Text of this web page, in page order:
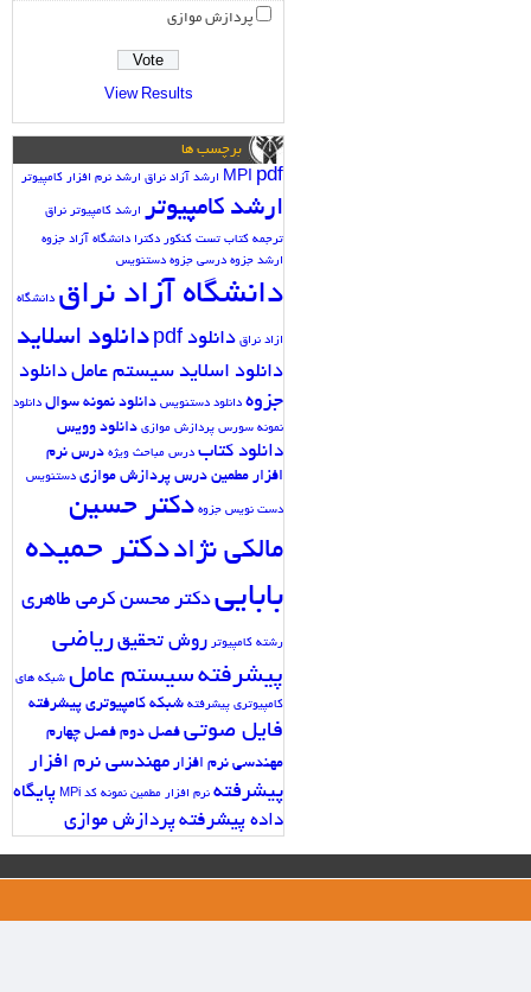
پردازش موازی
View Results
برچسب ها
MPI pdf ارشد آزاد نراق ارشد نرم افزار کامپیوتر
ارشد کامپیوتر ارشد کامپیوتر نراق
ترجمه کتاب تست کنکور دکترا دانشگاه آزاد جزوه
ارشد جزوه درسی جزوه دستنویس
دانشگاه آزاد نراق دانشگاه
ازاد نراق دانلود pdf دانلود اسلاید
دانلود اسلاید سیستم عاملدانلود
جزوه دانلود دستنویس دانلود نمونه سوال دانلود
نمونه سورس پردازش موازی دانلود وویس
دانلود کتاب درس مباحث ویژه درس نرم
افزار مطمین درس پردازش موازی دستنویس
دست نویس جزوه دکتر حسین
مالکی نژاددکتر حمیده
باباییدکتر محسن کرمی طاهری
رشته کامپیوتر روش تحقیقریاضی
پیشرفتهسیستم عامل شبکه های
کامپیوتری پیشرفته شبکه کامپیوتری پیشرفته
فایل صوتی فصل دوم فصل چهارم
مهندسی نرم افزار مهندسی نرم افزار
پیشرفته نرم افزار مطمین نمونه کد MPi
پایگاه
داده پیشرفتهپردازش موازی